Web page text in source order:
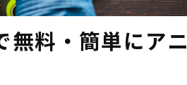
料・簡単にアニ